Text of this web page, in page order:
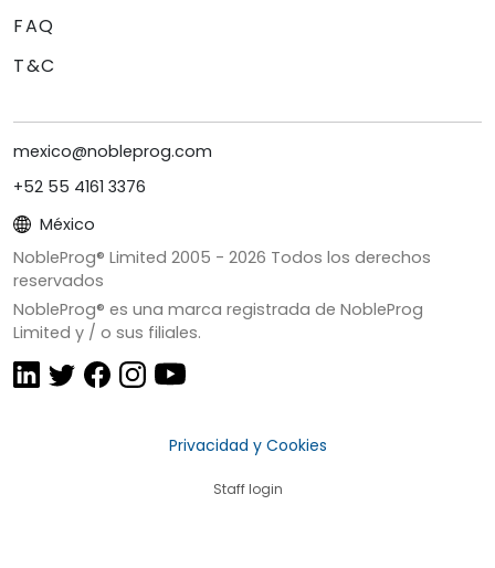
FAQ
T&C
mexico@nobleprog.com
+52 55 4161 3376
México
NobleProg® Limited 2005 - 2026 Todos los derechos
reservados
NobleProg® es una marca registrada de NobleProg
Limited y / o sus filiales.
Privacidad y Cookies
Staff login